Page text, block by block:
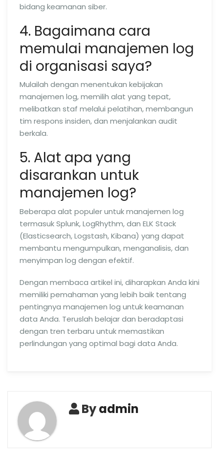
bidang keamanan siber.
4. Bagaimana cara
memulai manajemen log
di organisasi saya?
Mulailah dengan menentukan kebijakan
manajemen log, memilih alat yang tepat,
melibatkan staf melalui pelatihan, membangun
tim respons insiden, dan menjalankan audit
berkala.
5. Alat apa yang
disarankan untuk
manajemen log?
Beberapa alat populer untuk manajemen log
termasuk Splunk, LogRhythm, dan ELK Stack
(Elasticsearch, Logstash, Kibana) yang dapat
membantu mengumpulkan, menganalisis, dan
menyimpan log dengan efektif.
Dengan membaca artikel ini, diharapkan Anda kini
memiliki pemahaman yang lebih baik tentang
pentingnya manajemen log untuk keamanan
data Anda. Teruslah belajar dan beradaptasi
dengan tren terbaru untuk memastikan
perlindungan yang optimal bagi data Anda.
Byadmin